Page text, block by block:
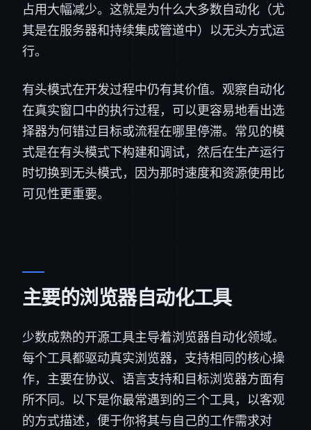
占用大幅减少。这就是为什么大多数自动化（尤
其是在服务器和持续集成管道中）以无头方式运
行。
有头模式在开发过程中仍有其价值。观察自动化
在真实窗口中的执行过程，可以更容易地看出选
择器为何错过目标或流程在哪里停滞。常见的模
式是在有头模式下构建和调试，然后在生产运行
时切换到无头模式，因为那时速度和资源使用比
可见性更重要。
主要的浏览器自动化工具
少数成熟的开源工具主导着浏览器自动化领域。
每个工具都驱动真实浏览器，支持相同的核心操
作，主要在协议、语言支持和目标浏览器方面有
所不同。以下是你最常遇到的三个工具，以客观
的方式描述，便于你将其与自己的工作需求对